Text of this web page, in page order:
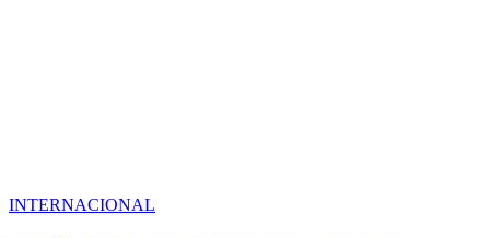
INTERNACIONAL